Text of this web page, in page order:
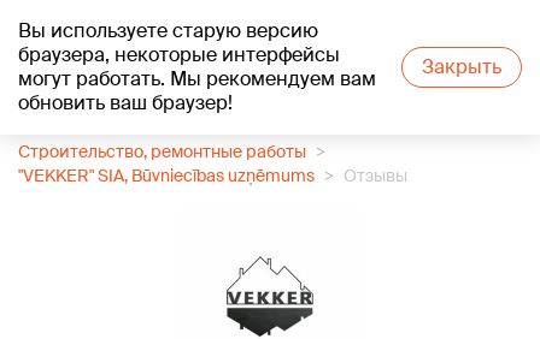
Вы используете старую версию
браузера, некоторые интерфейсы
могут работать. Мы рекомендуем вам
обновить ваш браузер!
Закрыть
+17°C
Строительство, ремонтные работы
"VEKKER" SIA, Būvniecības uzņēmums
Отзывы